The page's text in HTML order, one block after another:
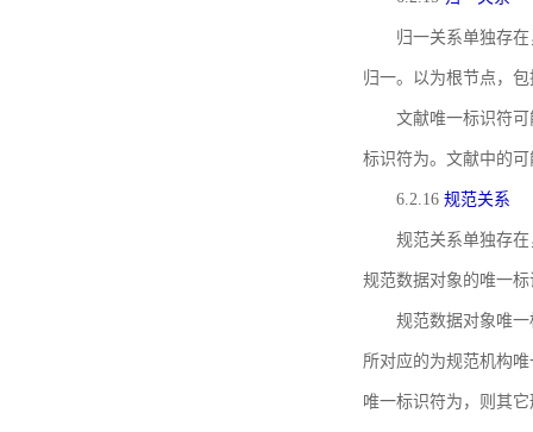
归一关系单独存
归一。以为根节点，
文献唯一标识符
标识符为。文献中的
6.2.16 规范关系
规范关系单独存
规范数据对象的唯一
规范数据对象唯一
所对应的为规范机构
唯一标识符为，则其